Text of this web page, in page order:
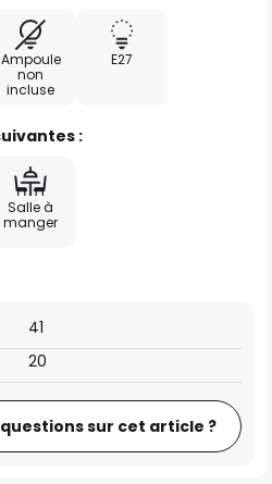
Ampoule
non
incluse
E27
:
Salle à
manger
20
41
sur cet article ?